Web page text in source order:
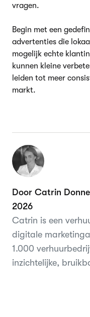
vragen.
Begin met een
advertenties die
mogelijk echte
kunnen kleine
leiden tot meer
markt.
Door Catrin
2026
Catrin is een
digitale
1.000
inzichtelijke,